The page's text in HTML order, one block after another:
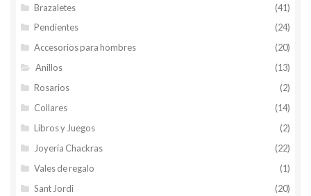
Brazaletes
(41)
Pendientes
(24)
Accesorios para hombres
(20)
Anillos
(13)
Rosarios
(2)
Collares
(14)
Libros y Juegos
(2)
Joyería Chackras
(22)
Vales de regalo
(1)
Sant Jordi
(20)